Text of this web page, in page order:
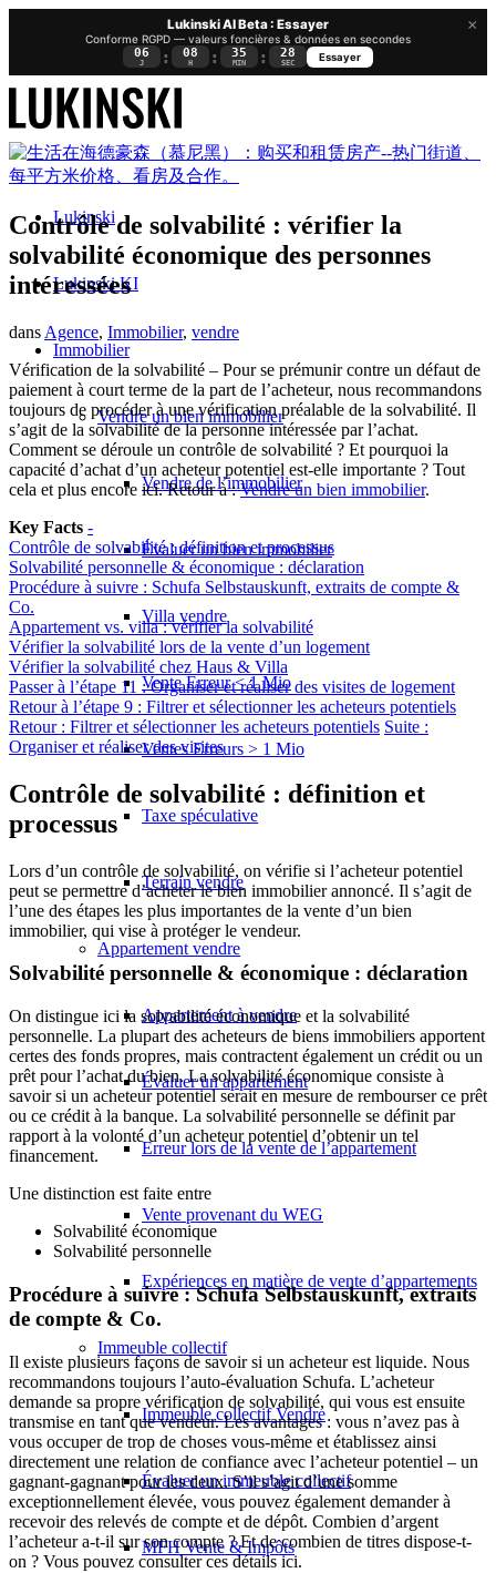
×
Lukinski AI Beta : Essayer
Conforme RGPD — valeurs foncières & données en secondes
06
J : 08
H : 35
MIN : 28
SEC
Essayer
Lukinski
Lukinski KI
Immobilier
Vendre un bien immobilier
Vendre de l’immobilier
Évaluer un bien immobilier
Villa vendre
Vente Erreur < 1 Mio
Ventes Erreurs > 1 Mio
Taxe spéculative
Terrain vendre
Appartement vendre
Appartement à vendre
Évaluer un appartement
Erreur lors de la vente de l’appartement
Vente provenant du WEG
Expériences en matière de vente d’appartements
Immeuble collectif
Immeuble collectif Vendre
Évaluer un immeuble collectif
MFH Vente & Impôts
Contrôle de solvabilité : vérifier la
solvabilité économique des personnes
intéressées
dans Agence, Immobilier, vendre
Vérification de la solvabilité – Pour se prémunir contre un défaut de
paiement à court terme de la part de l’acheteur, nous recommandons
toujours de procéder à une vérification préalable de la solvabilité. Il
s’agit de la solvabilité de la personne intéressée par l’achat.
Comment se déroule un contrôle de solvabilité ? Et pourquoi la
capacité d’achat d’un acheteur potentiel est-elle importante ? Tout
cela et plus encore ici. Retour à :Vendre un bien immobilier.
Key Facts -
Contrôle de solvabilité : définition et processus
Solvabilité personnelle & économique : déclaration
Procédure à suivre : Schufa Selbstauskunft, extraits de compte &
Co.
Appartement vs. villa : vérifier la solvabilité
Vérifier la solvabilité lors de la vente d’un logement
Vérifier la solvabilité chez Haus & Villa
Passer à l’étape 11 : Organiser et réaliser des visites de logement
Retour à l’étape 9 : Filtrer et sélectionner les acheteurs potentiels
Retour : Filtrer et sélectionner les acheteurs potentiels Suite :
Organiser et réaliser des visites
Contrôle de solvabilité : définition et
processus
Lors d’un contrôle de solvabilité, on vérifie si l’acheteur potentiel
peut se permettre d’acheter le bien immobilier annoncé. Il s’agit de
l’une des étapes les plus importantes de la vente d’un bien
immobilier, qui vise à protéger le vendeur.
Solvabilité personnelle & économique : déclaration
On distingue ici la solvabilité économique et la solvabilité
personnelle. La plupart des acheteurs de biens immobiliers apportent
certes des fonds propres, mais contractent également un crédit ou un
prêt pour l’achat du bien. La solvabilité économique consiste à
savoir si un acheteur potentiel serait en mesure de rembourser ce prêt
ou ce crédit à la banque. La solvabilité personnelle se définit par
rapport à la volonté d’un acheteur potentiel d’obtenir un tel
financement.
Une distinction est faite entre
Solvabilité économique
Solvabilité personnelle
Procédure à suivre : Schufa Selbstauskunft, extraits
de compte & Co.
Il existe plusieurs façons de savoir si un acheteur est liquide. Nous
recommandons toujours l’auto-évaluation Schufa. L’acheteur
demande sa propre vérification de solvabilité, qui vous est ensuite
transmise en tant que vendeur. Les avantages : vous n’avez pas à
vous occuper de trop de choses vous-même et établissez ainsi
directement une relation de confiance avec l’acheteur potentiel – un
gagnant-gagnant pour les deux. S’il s’agit d’une somme
exceptionnellement élevée, vous pouvez également demander à
recevoir des relevés de compte et de dépôt. Combien d’argent
l’acheteur a-t-il sur son compte ? Et de combien de titres dispose-t-
on ? Vous pouvez consulter ces détails ici.